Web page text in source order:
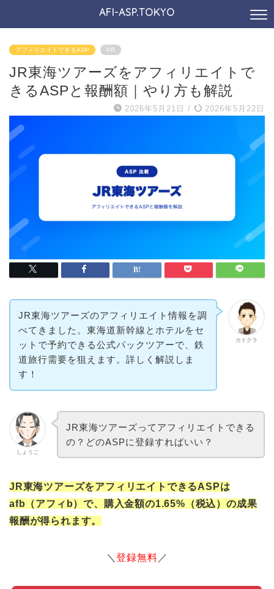
AFI-ASP.TOKYO
アフィリエイトできるASP PR
JR東海ツアーズをアフィリエイトで
きるASPと報酬額｜やり方も解説
2026年5月21日 / 2026年5月22日
カドクラ
JR東海ツアーズのアフィリエイト情報を調
べてきました。東海道新幹線とホテルをセ
ットで予約できる公式パックツアーで、鉄
道旅行需要を狙えます。詳しく解説しま
す！
しょうご
JR東海ツアーズってアフィリエイトできる
の？どのASPに登録すればいい？
JR東海ツアーズをアフィリエイトできるASPは
afb（アフィb）で、購入金額の1.65%（税込）の成果
報酬が得られます。
＼登録無料 ／